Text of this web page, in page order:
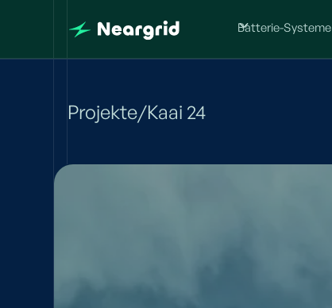
Batterie-Systeme
Projekte/Kaai 24